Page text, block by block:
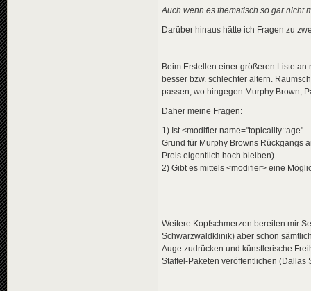
Auch wenn es thematisch so gar nicht
Darüber hinaus hätte ich Fragen zu
Beim Erstellen einer größeren Liste
besser bzw. schlechter altern.
passen, wo hingegen Murphy Brown,
Daher meine Fragen:
1) Ist <modifier name="topicality::age"
Grund für Murphy Browns Rückgangs
Preis eigentlich hoch bleiben)
2) Gibt es mittels <modifier> eine
Weitere Kopfschmerzen bereiten mir
Schwarzwaldklinik) aber schon
Auge zudrücken und künstlerische
Staffel-Paketen veröffentlichen (Dallas